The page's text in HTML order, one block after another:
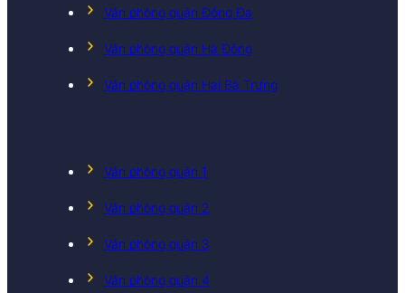
Văn phòng quận Đống Đa
Văn phòng quận Hà Đông
Văn phòng quận Hai Bà Trưng
Văn phòng quận 1
Văn phòng quận 2
Văn phòng quận 3
Văn phòng quận 4